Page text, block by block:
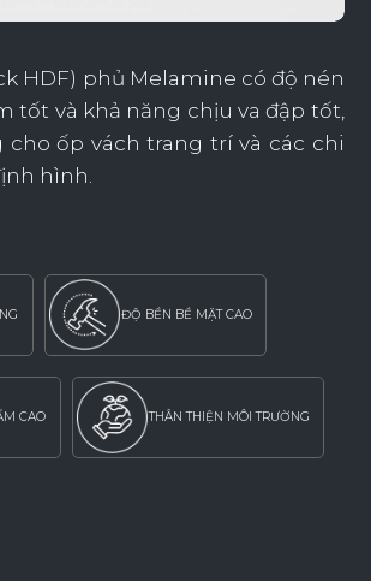
HDF) phủ Melamine có độ nén
tốt và khả năng chịu va đập tốt,
ốp vách trang trí và các chi
hình.
ĐỘ BỀN BỀ MẶT CAO
CAO THÂN THIỆN MÔI TRƯỜNG